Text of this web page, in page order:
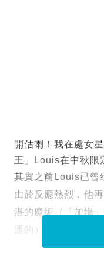
開估喇！我在處女
王」Louis在中秋限
其實之前Louis已曾
由於反應熱烈，他
湛的魔術（「加場
運的）